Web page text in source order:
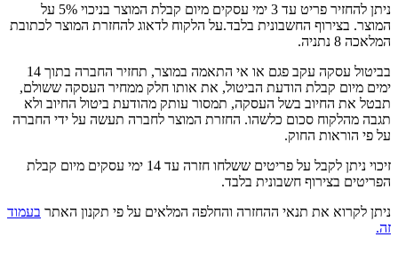
ניתן להחזיר פריט עד 3 ימי עסקים מיום קבלת המוצר בניכוי 5% על
המוצר. בצירוף החשבונית בלבד.על הלקוח לדאוג להחזרת המוצר לכתובת
המלאכה 8 נתניה.
בביטול עסקה עקב פגם או אי התאמה במוצר, תחזיר החברה בתוך 14
ימים מיום קבלת הודעת הביטול, את אותו חלק ממחיר העסקה ששולם,
תבטל את החיוב בשל העסקה, תמסור עותק מהודעת ביטול החיוב ולא
תגבה מהלקוח סכום כלשהו. החזרת המוצר לחברה תעשה על ידי החברה
על פי הוראות החוק.
זיכוי ניתן לקבל על פריטים ששלחו חזרה עד 14 ימי עסקים מיום קבלת
הפריטים בצירוף חשבונית בלבד.
ניתן לקרוא את תנאי ההחזרה והחלפה המלאים על פי תקנון האתר בעמוד
זה.